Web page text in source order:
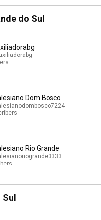
do Sul
Dom Bosco
Rio Grande
Sul